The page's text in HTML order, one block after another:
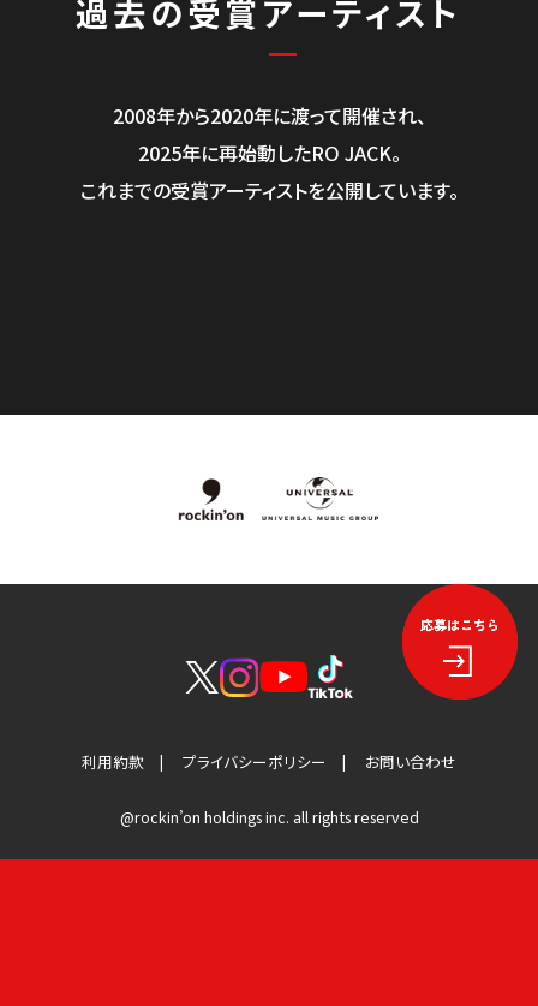
過去の受賞アーティスト
2008年から2020年に渡って開催され、
2025年に再始動したRO JACK。
これまでの受賞アーティストを公開しています。
利用約款 プライバシーポリシー お問い合わせ
@rockin’on holdings inc. all rights reserved